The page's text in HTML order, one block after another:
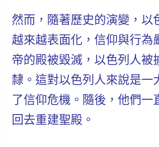
然而，隨著歷史的演變，以
越來越表面化， 信仰與行為
帝的殿被毀滅，以色列人被
隸。這對以色列人來說是一
了信仰危機。隨後，他們一
回去重建聖殿。